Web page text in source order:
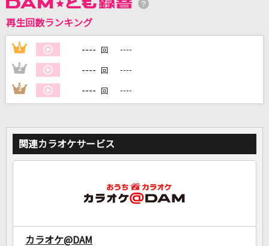
DAMに会員登録・ログインして
再生回数ランキング
1 ---- 回 ----
2 ---- 回 ----
3 ---- 回 ----
関連カラオケサービス
カラオケ@DAM